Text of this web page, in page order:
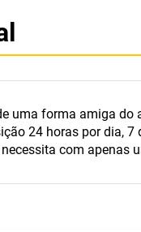
uma forma amiga
24 horas por dia,
com apenas